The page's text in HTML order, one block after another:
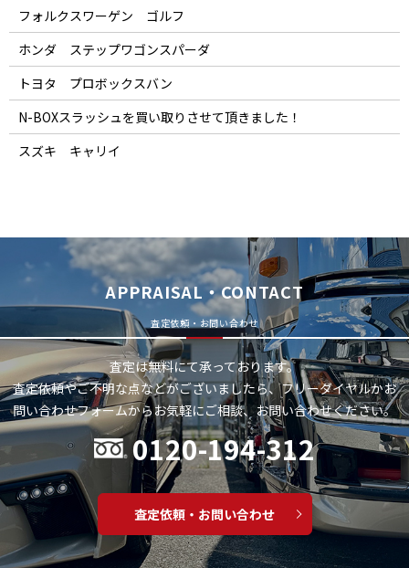
フォルクスワーゲン ゴルフ
ホンダ ステップワゴンスパーダ
トヨタ プロボックスバン
N-BOXスラッシュを買い取りさせて頂きました！
スズキ キャリイ
APPRAISAL・CONTACT
査定依頼・お問い合わせ
査定は無料にて承っております。
査定依頼やご不明な点などがございましたら、フリーダイヤルかお
問い合わせフォームからお気軽にご相談、お問い合わせください。
0120-194-312
査定依頼・お問い合わせ